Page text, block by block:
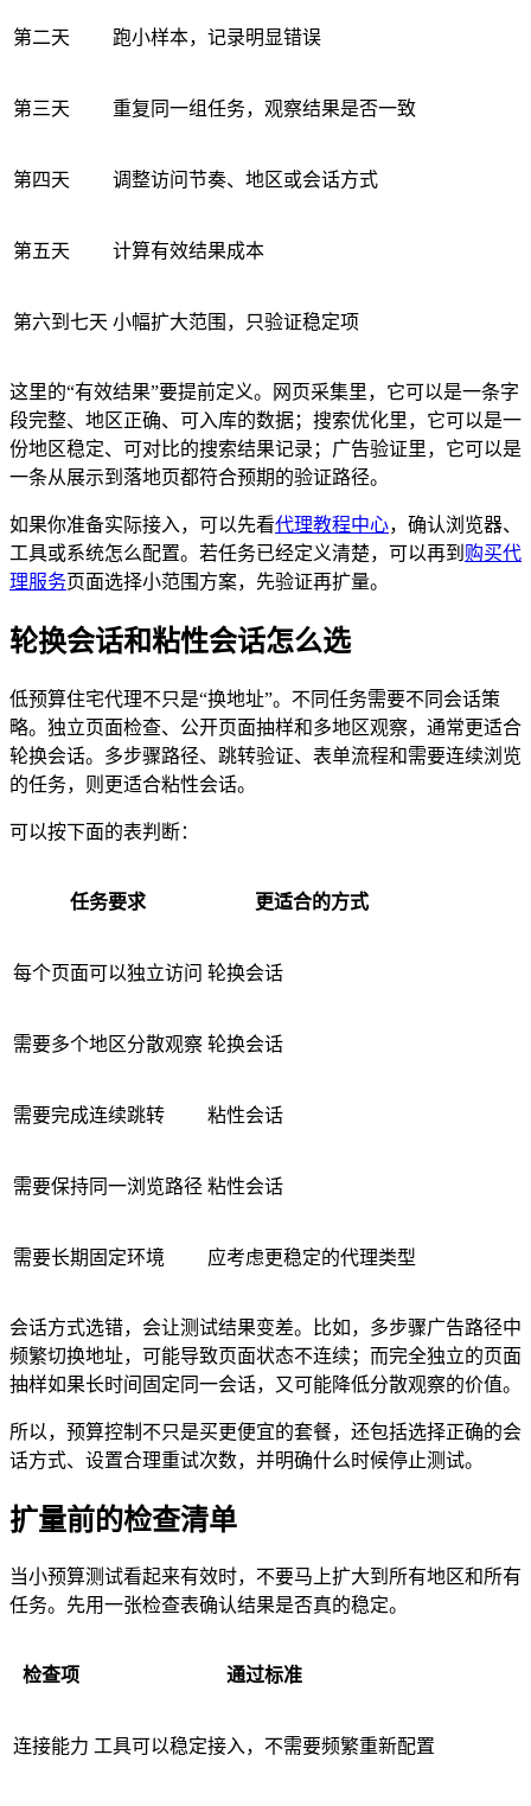
第二天 跑小样本，记录明显错误
第三天 重复同一组任务，观察结果是否一致
第四天 调整访问节奏、地区或会话方式
第五天 计算有效结果成本
第六到七天 小幅扩大范围，只验证稳定项
这里的“有效结果”要提前定义。网页采集里，它可以是一条字
段完整、地区正确、可入库的数据；搜索优化里，它可以是一
份地区稳定、可对比的搜索结果记录；广告验证里，它可以是
一条从展示到落地页都符合预期的验证路径。
如果你准备实际接入，可以先看代理教程中心，确认浏览器、
工具或系统怎么配置。若任务已经定义清楚，可以再到 购买代
理服务页面选择小范围方案，先验证再扩量。
轮换会话和粘性会话怎么选
低预算住宅代理不只是“换地址”。不同任务需要不同会话策
略。独立页面检查、公开页面抽样和多地区观察，通常更适合
轮换会话。多步骤路径、跳转验证、表单流程和需要连续浏览
的任务，则更适合粘性会话。
可以按下面的表判断：
任务要求 更适合的方式
每个页面可以独立访问 轮换会话
需要多个地区分散观察 轮换会话
需要完成连续跳转 粘性会话
需要保持同一浏览路径 粘性会话
需要长期固定环境 应考虑更稳定的代理类型
会话方式选错，会让测试结果变差。比如，多步骤广告路径中
频繁切换地址，可能导致页面状态不连续；而完全独立的页面
抽样如果长时间固定同一会话，又可能降低分散观察的价值。
所以，预算控制不只是买更便宜的套餐，还包括选择正确的会
话方式、设置合理重试次数，并明确什么时候停止测试。
扩量前的检查清单
当小预算测试看起来有效时，不要马上扩大到所有地区和所有
任务。先用一张检查表确认结果是否真的稳定。
检查项 通过标准
连接能力 工具可以稳定接入，不需要频繁重新配置